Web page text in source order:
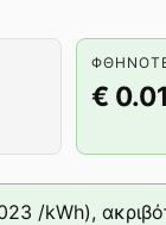
€
/kWh),